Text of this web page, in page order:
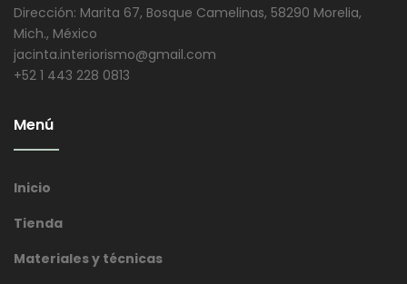
Dirección: Marita 67, Bosque Camelinas, 58290 Morelia,
Mich., México
jacinta.interiorismo@gmail.com
+52 1 443 228 0813
Menú
Inicio
Tienda
Materiales y técnicas